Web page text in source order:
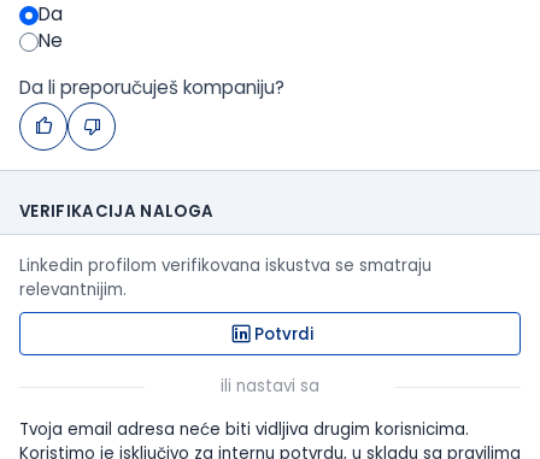
Da
Ne
Da li preporučuješ kompaniju?
VERIFIKACIJA NALOGA
Linkedin profilom verifikovana iskustva se smatraju
relevantnijim.
Potvrdi
ili nastavi sa
Tvoja email adresa neće biti vidljiva drugim korisnicima.
Koristimo je isključivo za internu potvrdu, u skladu sa pravilima